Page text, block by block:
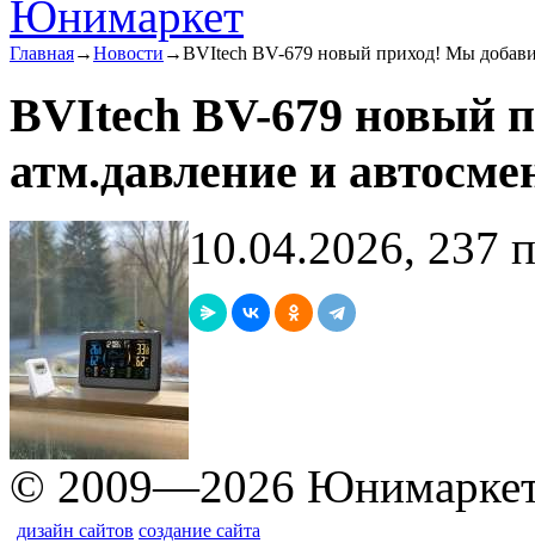
Главная→Новости →BVItech BV-679 новый приход! Мы
BVItech BV-679 новый
атм.давление и
10.04.2026, 237
© 2009—2026
дизайн сайтов создание сайта